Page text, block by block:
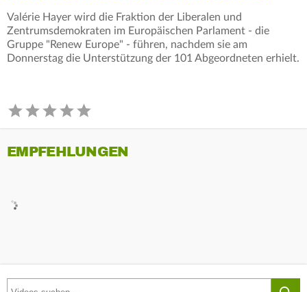
Valérie Hayer wird die Fraktion der Liberalen und
Zentrumsdemokraten im Europäischen Parlament - die
Gruppe "Renew Europe" - führen, nachdem sie am
Donnerstag die Unterstützung der 101 Abgeordneten erhielt.
EMPFEHLUNGEN